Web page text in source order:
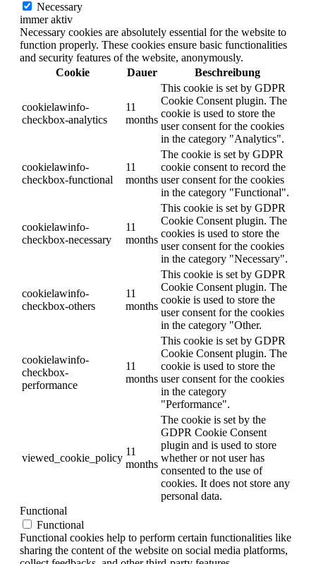
Necessary
immer aktiv
Necessary cookies are absolutely essential for the website to
function properly. These cookies ensure basic functionalities
and security features of the website, anonymously.
Cookie
Dauer Beschreibung
cookielawinfo-
checkbox-analytics
11
months
This cookie is set by GDPR
Cookie Consent plugin. The
cookie is used to store the
user consent for the cookies
in the category "Analytics".
cookielawinfo-
checkbox-functional
11
months
The cookie is set by GDPR
cookie consent to record the
user consent for the cookies
in the category "Functional".
cookielawinfo-
checkbox-necessary
11
months
This cookie is set by GDPR
Cookie Consent plugin. The
cookies is used to store the
user consent for the cookies
in the category "Necessary".
cookielawinfo-
checkbox-others
11
months
This cookie is set by GDPR
Cookie Consent plugin. The
cookie is used to store the
user consent for the cookies
in the category "Other.
cookielawinfo-
checkbox-
performance
11
months
This cookie is set by GDPR
Cookie Consent plugin. The
cookie is used to store the
user consent for the cookies
in the category
"Performance".
viewed_cookie_policy
11
months
The cookie is set by the
GDPR Cookie Consent
plugin and is used to store
whether or not user has
consented to the use of
cookies. It does not store any
personal data.
Functional
Functional
Functional cookies help to perform certain functionalities like
sharing the content of the website on social media platforms,